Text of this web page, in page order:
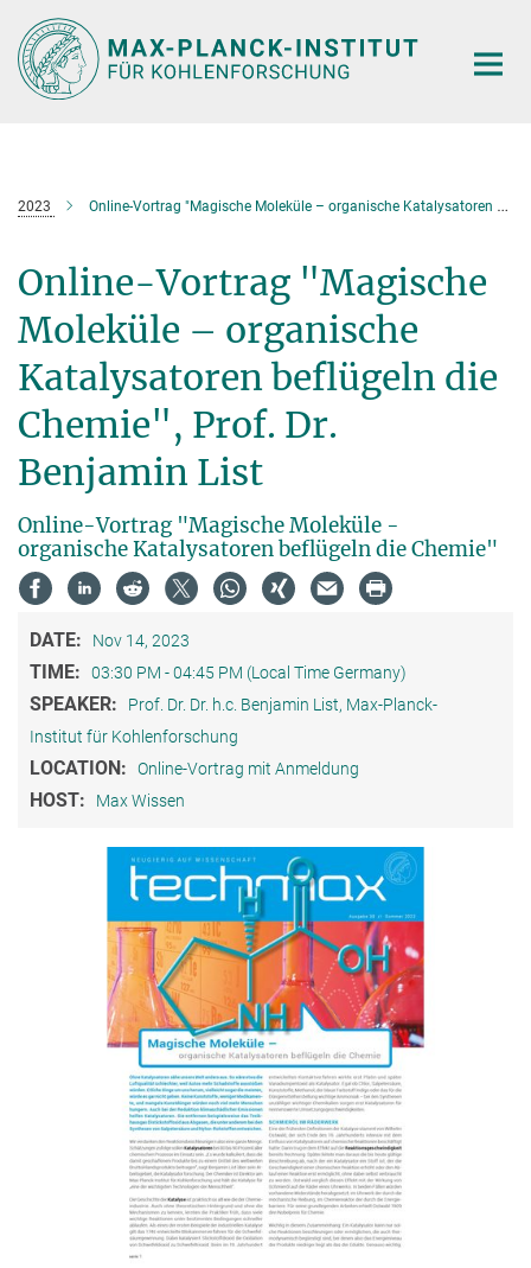
Main-
Content
2023 Online-Vortrag "Magische Moleküle – organische Katalysatoren beflügeln die Chemie", Prof. Dr. Benjamin List
Online-Vortrag "Magische
Moleküle – organische
Katalysatoren beflügeln die
Chemie", Prof. Dr.
Benjamin List
Online-Vortrag "Magische Moleküle -
organische Katalysatoren beflügeln die Chemie"
DATE: Nov 14, 2023
TIME: 03:30 PM - 04:45 PM (Local Time Germany)
SPEAKER:
Prof. Dr. Dr. h.c. Benjamin List, Max-Planck-
Institut für Kohlenforschung
LOCATION: Online-Vortrag mit Anmeldung
HOST: Max Wissen